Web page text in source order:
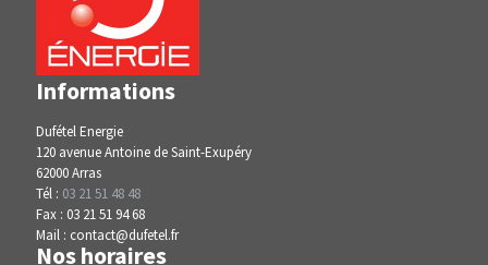
Informations
Dufétel Energie
120 avenue Antoine de Saint-Exupéry
62000 Arras
Tél : 03 21 51 48 48
Fax : 03 21 51 94 68
Mail : contact@dufetel.fr
Nos horaires